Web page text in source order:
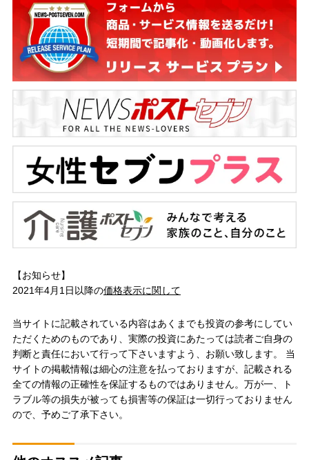
【お知らせ】
2021年4月1日以降の価格表示に関して
当サイトに記載されている内容はあくまでも投資の参考にしてい
ただくためのものであり、実際の投資にあたっては読者ご自身の
判断と責任において行って下さいますよう、お願い致します。 当
サイトの掲載情報は細心の注意を払っておりますが、記載される
全ての情報の正確性を保証するものではありません。万が一、ト
ラブル等の損失が被っても損害等の保証は一切行っておりません
ので、予めご了承下さい。